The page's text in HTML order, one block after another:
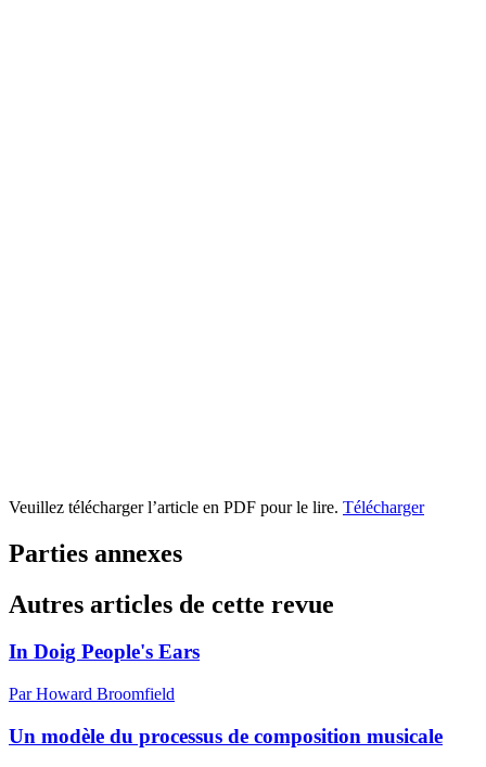
Veuillez télécharger l’article en PDF pour le lire. Télécharger
Parties annexes
Autres articles de cette revue
In Doig People's Ears
Par Howard Broomfield
Un modèle du processus de composition musicale